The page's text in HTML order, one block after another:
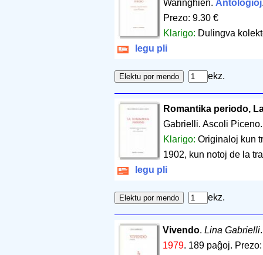
Waringhien. Antologioj
Prezo: 9.30 €
Klarigo: Dulingva
legu pli
ekz.
Romantika periodo,
Gabrielli. Ascoli
Klarigo: Originaloj kun
1902, kun notoj de la
legu pli
ekz.
Vivendo. Lina Gabrielli
1979. 189 paĝoj.